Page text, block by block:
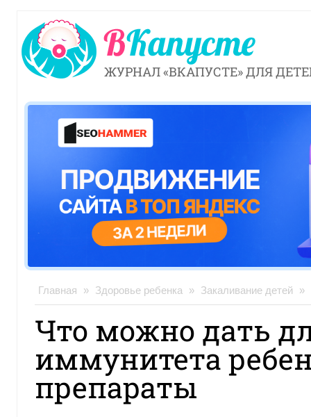
ЖУРНАЛ «ВКАПУСТЕ» ДЛЯ
Главная » Здоровье ребенка » Закаливание детей »
Что можно дать
иммунитета
препараты